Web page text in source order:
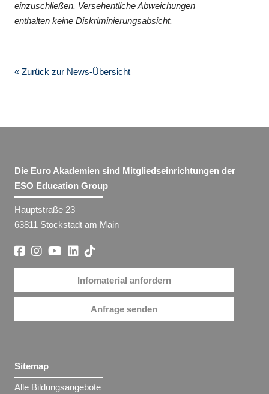
einzuschließen. Versehentliche Abweichungen
enthalten keine Diskriminierungsabsicht.
« Zurück zur News-Übersicht
Die Euro Akademien sind Mitgliedseinrichtungen der
ESO Education Group
Hauptstraße 23
63811 Stockstadt am Main
Infomaterial anfordern
Anfrage senden
Sitemap
Alle Bildungsangebote